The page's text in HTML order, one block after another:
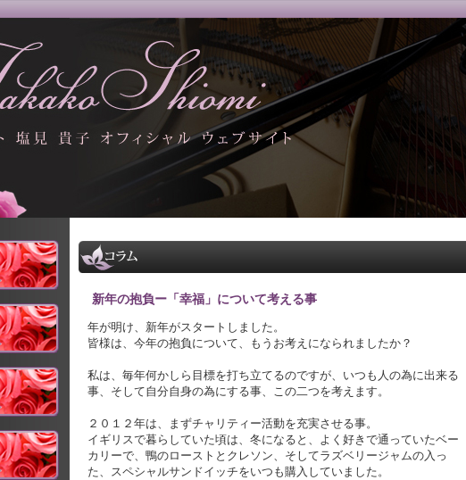
新年の抱負ー「幸福」について考える事
年が明け、新年がスタートしました。
皆様は、今年の抱負について、もうお考えになられましたか？
私は、毎年何かしら目標を打ち立てるのですが、いつも人の為に出来る
事、そして自分自身の為にする事、この二つを考えます。
２０１２年は、まずチャリティー活動を充実させる事。
イギリスで暮らしていた頃は、冬になると、よく好きで通っていたベー
カリーで、鴨のローストとクレソン、そしてラズベリージャムの入っ
た、スペシャルサンドイッチをいつも購入していました。